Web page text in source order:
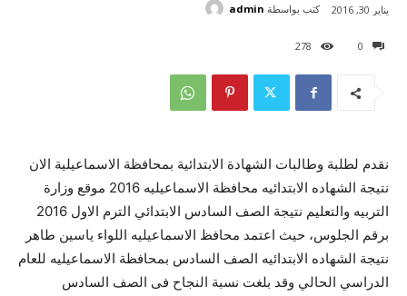
0
278
يناير 30, 2016 كتب بواسطة admin
نقدم لطلبة وطالبات الشهادة الابتدائية بمحافظة الاسماعيلية الان
نتيجة الشهاده الابتدائيه محافظة الاسماعيليه 2016 موقع وزارة
التربيه والتعليم نتيجة الصف السادس الابتدائي الترم الاول 2016
برقم الجلوس، حيث اعتمد محافظ الاسماعيليه اللواء ياسين طاهر
نتيجة الشهاده الابتدائيه الصف السادس بمحافظة الاسماعيليه للعام
الدراسي الحالي وقد بلغت نسبة النجاح فى الصف السادس